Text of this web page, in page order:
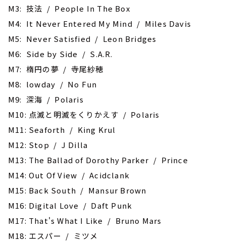
M3: 技法 / People In The Box
M4: It Never Entered My Mind / Miles Davis
M5: Never Satisfied / Leon Bridges
M6: Side by Side / S.A.R.
M7: 楕円の夢 / 寺尾紗穂
M8: lowday / No Fun
M9: 深海 / Polaris
M10: ‎点滅と明滅をくりかえす / Polaris
M11: Seaforth / King Krul
M12: Stop / J Dilla
M13: The Ballad of Dorothy Parker / Prince
M14: Out Of View / Acidclank
M15: Back South / Mansur Brown
M16: Digital Love / Daft Punk
M17: That's What I Like / Bruno Mars
M18: ‎エスパー / ミツメ